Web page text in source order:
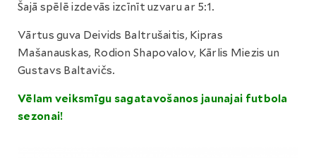
Šajā spēlē izdevās izcīnīt uzvaru ar 5:1.
Vārtus guva Deivids Baltrušaitis, Kipras
Mašanauskas, Rodion Shapovalov, Kārlis Miezis un
Gustavs Baltavičs.
Vēlam veiksmīgu sagatavošanos jaunajai futbola
sezonai!